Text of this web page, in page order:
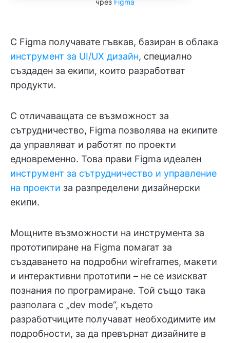
чрез Figma
С Figma получавате гъвкав, базиран в облака
инструмент за UI/UX дизайн, специално
създаден за екипи, които разработват
продукти.
С отличаващата се възможност за
сътрудничество, Figma позволява на екипите
да управляват и работят по проекти
едновременно. Това прави Figma идеален
инструмент за сътрудничество и управление
на проекти за разпределени дизайнерски
екипи.
Мощните възможности на инструмента за
прототипиране на Figma помагат за
създаването на подробни wireframes, макети
и интерактивни прототипи – не се изискват
познания по програмиране. Той също така
разполага с „dev mode“, където
разработчиците получават необходимите им
подробности, за да превърнат дизайните в